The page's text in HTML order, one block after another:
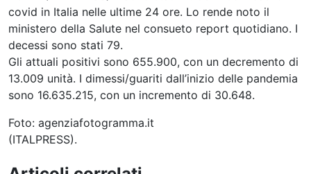
covid in Italia nelle ultime 24 ore. Lo rende noto il
ministero della Salute nel consueto report quotidiano. I
decessi sono stati 79.
Gli attuali positivi sono 655.900, con un decremento di
13.009 unità. I dimessi/guariti dall’inizio delle pandemia
sono 16.635.215, con un incremento di 30.648.
Foto: agenziafotogramma.it
(ITALPRESS).